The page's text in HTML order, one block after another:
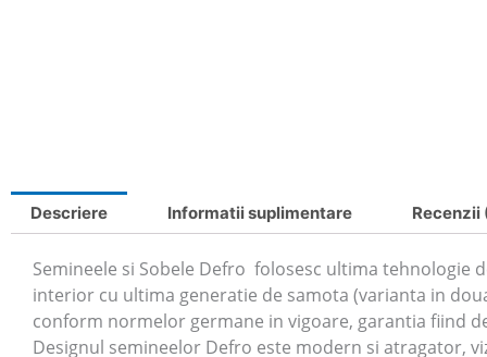
Descriere Informatii suplimentare Recenzii
Semineele si Sobele Defro folosesc ultima tehnologie
interior cu ultima generatie de samota (varianta in
conform normelor germane in vigoare, garantia fiind
Designul semineelor Defro este modern si atragator,